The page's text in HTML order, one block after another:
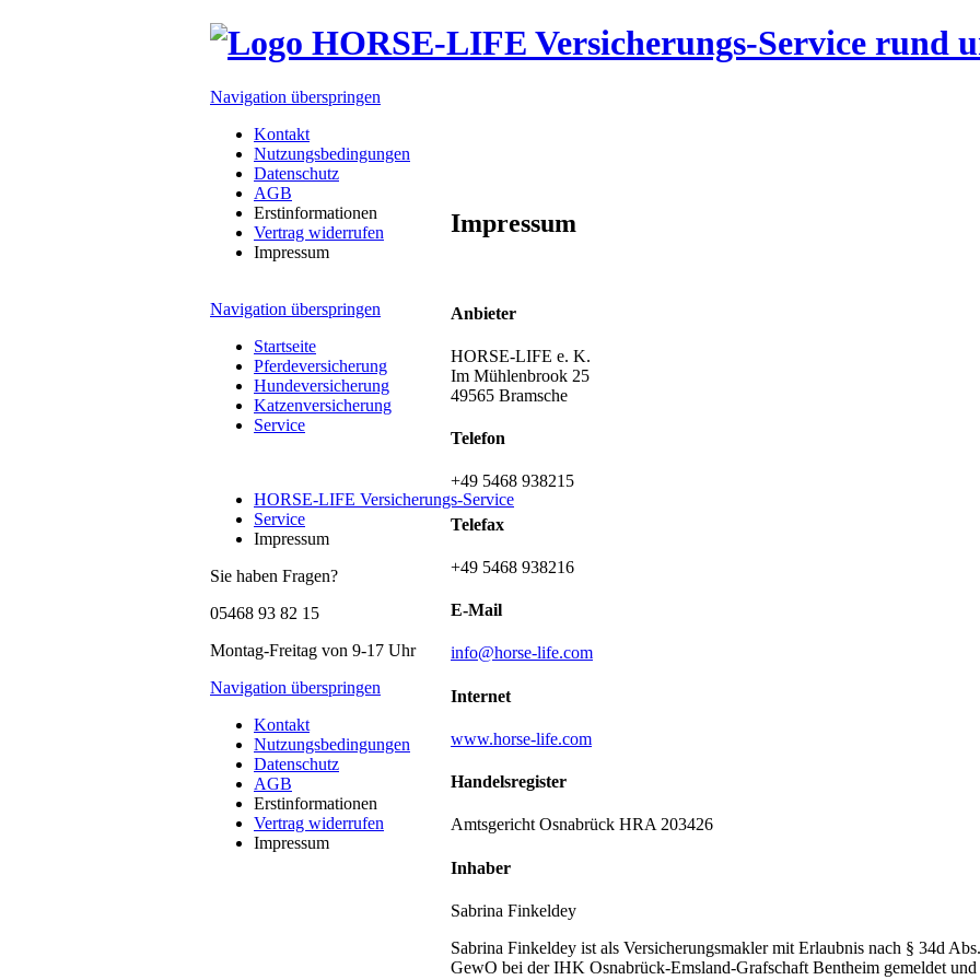
Navigation überspringen
Kontakt
Nutzungsbedingungen
Datenschutz
AGB
Erstinformationen
Vertrag widerrufen
Impressum
Navigation überspringen
Startseite
Pferdeversicherung
Hundeversicherung
Katzenversicherung
Service
HORSE-LIFE Versicherungs-Service
Service
Impressum
Sie haben Fragen?
05468 93 82 15
Montag-Freitag von 9-17 Uhr
Navigation überspringen
Kontakt
Nutzungsbedingungen
Datenschutz
AGB
Erstinformationen
Vertrag widerrufen
Impressum
Impressum
Anbieter
HORSE-LIFE e. K.
Im Mühlenbrook 25
49565 Bramsche
Telefon
+49 5468 938215
Telefax
+49 5468 938216
E-Mail
info@horse-life.com
Internet
www.horse-life.com
Handelsregister
Amtsgericht Osnabrück HRA 203426
Inhaber
Sabrina Finkeldey
Sabrina Finkeldey ist als Versicherungsmakler mit Erlaubnis nach § 34d
GewO bei der IHK Osnabrück-Emsland-Grafschaft Bentheim gemeldet und